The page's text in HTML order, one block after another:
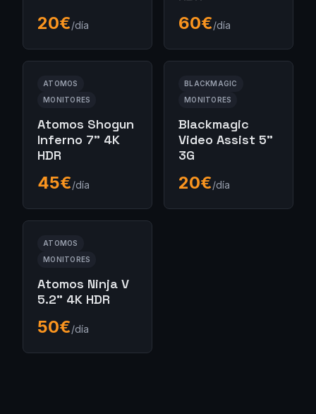
20€/día 60€/día
ATOMOS
MONITORES
Atomos Shogun
Inferno 7" 4K
HDR
45€/día
BLACKMAGIC
MONITORES
Blackmagic
Video Assist 5"
3G
20€/día
ATOMOS
MONITORES
Atomos Ninja V
5.2" 4K HDR
50€/día